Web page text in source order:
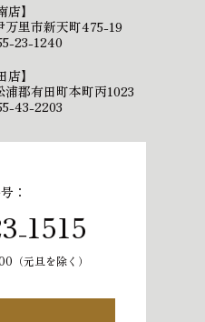
店】
里市新天町475-19
23-1240
店】
郡有田町本町丙1023
43-2203
：
（元旦を除く）